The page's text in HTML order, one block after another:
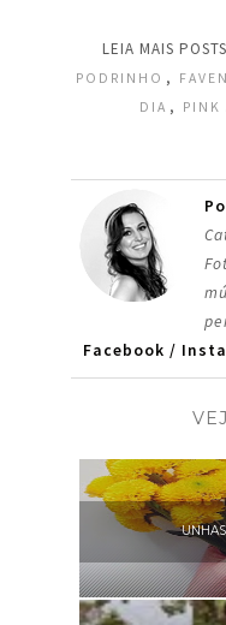
LEIA MAIS
PODRINHO , FAVEN
DIA , PINK
Facebook /